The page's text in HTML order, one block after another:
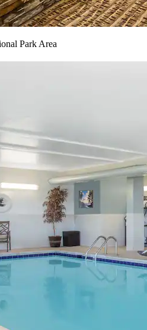
Park Area